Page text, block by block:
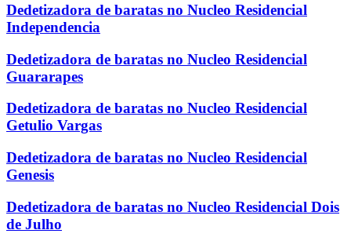
Dedetizadora de baratas no Nucleo Residencial
Independencia
Dedetizadora de baratas no Nucleo Residencial
Guararapes
Dedetizadora de baratas no Nucleo Residencial
Getulio Vargas
Dedetizadora de baratas no Nucleo Residencial
Genesis
Dedetizadora de baratas no Nucleo Residencial Dois
de Julho